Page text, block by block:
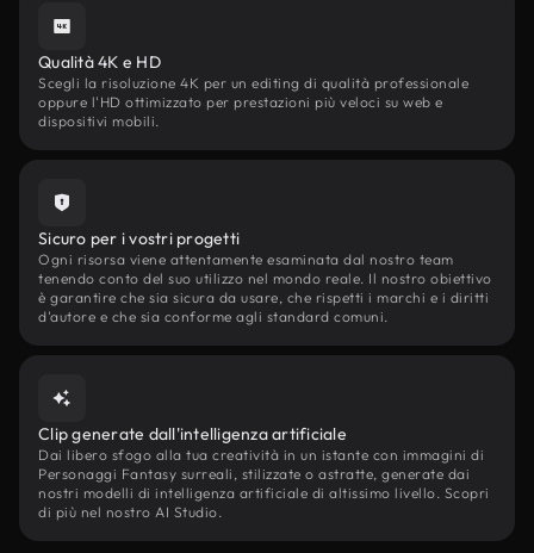
Qualità 4K e HD
Scegli la risoluzione 4K per un editing di qualità professionale
oppure l'HD ottimizzato per prestazioni più veloci su web e
dispositivi mobili.
Sicuro per i vostri progetti
Ogni risorsa viene attentamente esaminata dal nostro team
tenendo conto del suo utilizzo nel mondo reale. Il nostro obiettivo
è garantire che sia sicura da usare, che rispetti i marchi e i diritti
d'autore e che sia conforme agli standard comuni.
Clip generate dall'intelligenza artificiale
Dai libero sfogo alla tua creatività in un istante con immagini di
Personaggi Fantasy surreali, stilizzate o astratte, generate dai
nostri modelli di intelligenza artificiale di altissimo livello. Scopri
di più nel nostro AI Studio.